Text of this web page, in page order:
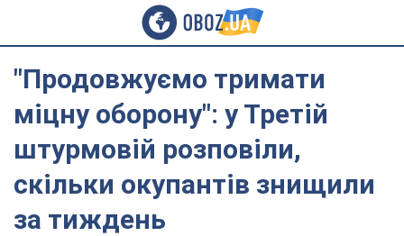
"Продовжуємо тримати
міцну оборону": у Третій
штурмовій розповіли,
скільки окупантів знищили
за тиждень